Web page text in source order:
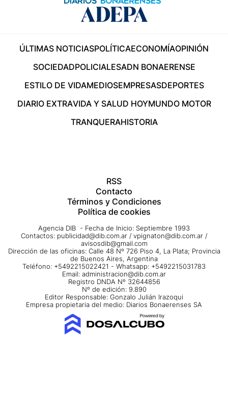
ÚLTIMAS NOTICIASPOLÍTICAECONOMÍAOPINIÓN
SOCIEDADPOLICIALESADN BONAERENSE
ESTILO DE VIDAMEDIOSEMPRESASDEPORTES
DIARIO EXTRAVIDA Y SALUD HOYMUNDO MOTOR
TRANQUERAHISTORIA
RSS
Contacto
Términos y Condiciones
Política de cookies
Agencia DIB - Fecha de Inicio: Septiembre 1993
Contactos: publicidad@dib.com.ar / vpignaton@dib.com.ar /
avisosdib@gmail.com
Dirección de las oficinas: Calle 48 Nº 726 Piso 4, La Plata; Provincia
de Buenos Aires, Argentina
Teléfono: +5492215022421 - Whatsapp: +5492215031783
Email: administracion@dib.com.ar
Registro DNDA Nº 32644856
Nº de edición: 9.890
Editor Responsable: Gonzalo Julián Irazoqui
Empresa propietaria del medio: Diarios Bonaerenses SA